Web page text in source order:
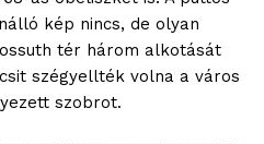
kép nincs, de olyan
tér három alkotását
szégyellték volna a város
szobrot.